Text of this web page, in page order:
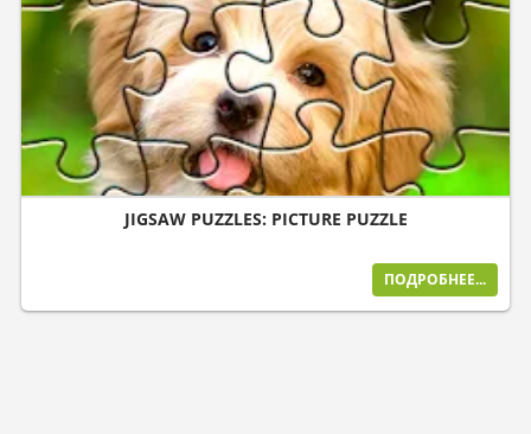
JIGSAW PUZZLES: PICTURE PUZZLE
ПОДРОБНЕЕ...